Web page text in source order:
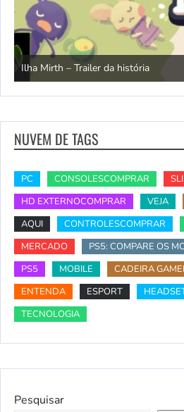
Não há
do XBOX
NUVEM DE TAGS
PC CONSOLESCOMPRAR
HD EXTERNOCOMPRAR
VEJA
AQUI
CONTROLESCOMPRAR
MERCADO
PS5: COMPARE OS
PS5
MOBILE
CADEIRA
ENTENDA
ESPORT
TECNOLOGIA
Pesquisar